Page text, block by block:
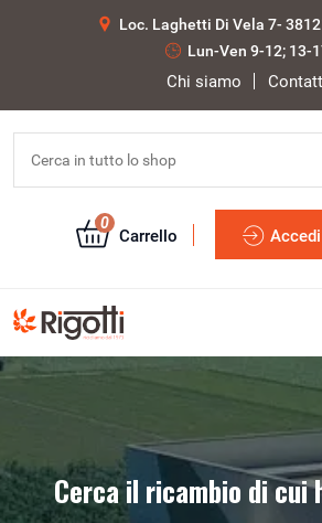
Loc. Laghetti Di Vela 7-
Lun-Ven 9-12; 13-
Chi siamo
0
Carrello
Cerca il ricambio di cui